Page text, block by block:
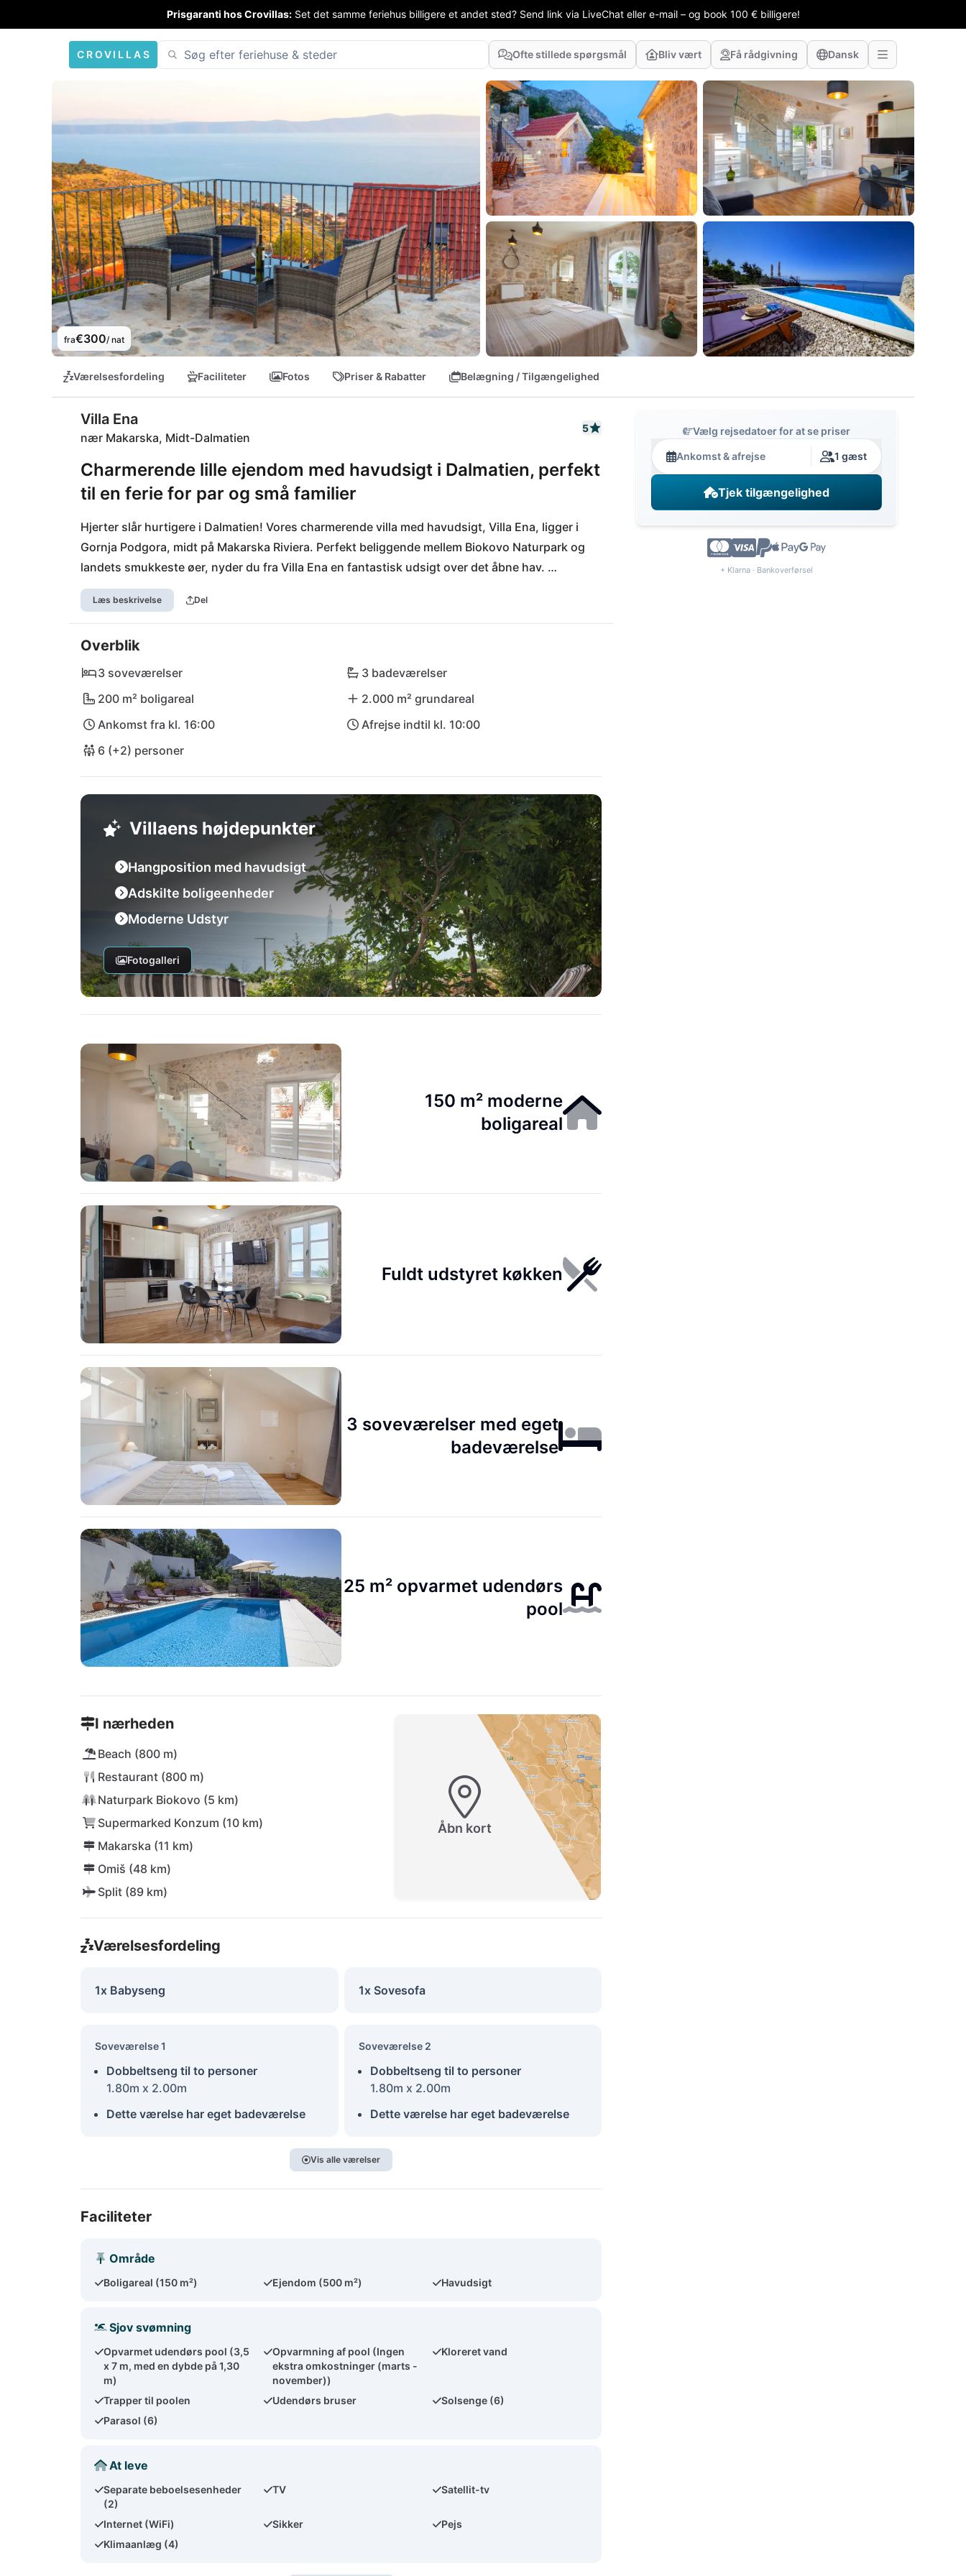
Prisgaranti hos Crovillas: Set det samme feriehus billigere et andet sted? Send link via LiveChat eller e-mail – og book 100 € billigere!
CROVILLAS Ofte stillede spørgsmål Bliv vært Få rådgivning Dansk
fra€300/ nat
Værelsesfordeling Faciliteter Fotos Priser & Rabatter Belægning / Tilgængelighed
Villa Ena
nær Makarska, Midt-Dalmatien
5
Charmerende lille ejendom med havudsigt i Dalmatien, perfekt
til en ferie for par og små familier
Hjerter slår hurtigere i Dalmatien! Vores charmerende villa med havudsigt, Villa Ena, ligger i
Gornja Podgora, midt på Makarska Riviera. Perfekt beliggende mellem Biokovo Naturpark og
landets smukkeste øer, nyder du fra Villa Ena en fantastisk udsigt over det åbne hav.
Rivieraens strande ligger kun 1 km væk, og området er også ideelt til udflugter til Dubrovnik,
Split eller med båd på havet. Den kendte by Makarska når du på kun 8 km.
Læs beskrivelse Del
Overblik
3 soveværelser
3 badeværelser
200 m² boligareal
2.000 m² grundareal
Ankomst fra kl. 16:00
Afrejse indtil kl. 10:00
6 (+2) personer
Villaens højdepunkter
Hangposition med havudsigt
Adskilte boligeenheder
Moderne Udstyr
Fotogalleri
150 m² moderne
boligareal
Fuldt udstyret køkken
3 soveværelser med eget
badeværelse
25 m² opvarmet udendørs
pool
I nærheden
Beach (800 m)
Restaurant (800 m)
Naturpark Biokovo (5 km)
Supermarked Konzum (10 km)
Makarska (11 km)
Omiš (48 km)
Split (89 km)
Åbn kort
Værelsesfordeling
1x Babyseng 1x Sovesofa
Soveværelse 1
Dobbeltseng til to personer
1.80m x 2.00m
Dette værelse har eget badeværelse
Soveværelse 2
Dobbeltseng til to personer
1.80m x 2.00m
Dette værelse har eget badeværelse
Vis alle værelser
Faciliteter
Område
Boligareal (150 m²) Ejendom (500 m²) Havudsigt
Sjov svømning
Opvarmet udendørs pool (3,5
x 7 m, med en dybde på 1,30
m)
Opvarmning af pool (Ingen
ekstra omkostninger (marts -
november))
Kloreret vand
Trapper til poolen Udendørs bruser
Solsenge (6)
Parasol (6)
At leve
Separate beboelsesenheder
(2)
TV Satellit-tv
Internet (WiFi) Sikker
Pejs
Klimaanlæg (4)
Vælg rejsedatoer for at se priser
Ankomst & afrejse 1 gæst
Tjek tilgængelighed
+ Klarna · Bankoverførsel